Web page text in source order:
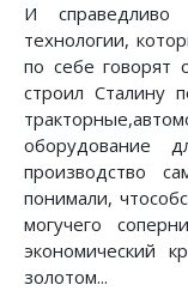
И справедливо
технологии,
по себе говорят
строил Сталину
оборудование
производство
понимали,
могучего
экономический
золотом...